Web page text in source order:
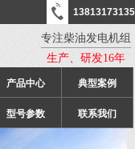
13813173135
专注柴油发电机组
生产、研发16年
产品中心 典型案例
型号参数 联系我们